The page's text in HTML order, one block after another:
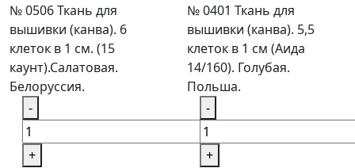
№ 0506 Ткань для
вышивки (канва). 6
клеток в 1 см. (15
каунт).Салатовая.
Белоруссия.
-
+
№ 0401 Ткань для
вышивки (канва). 5,5
клеток в 1 см (Аида
14/160). Голубая.
Польша.
-
+